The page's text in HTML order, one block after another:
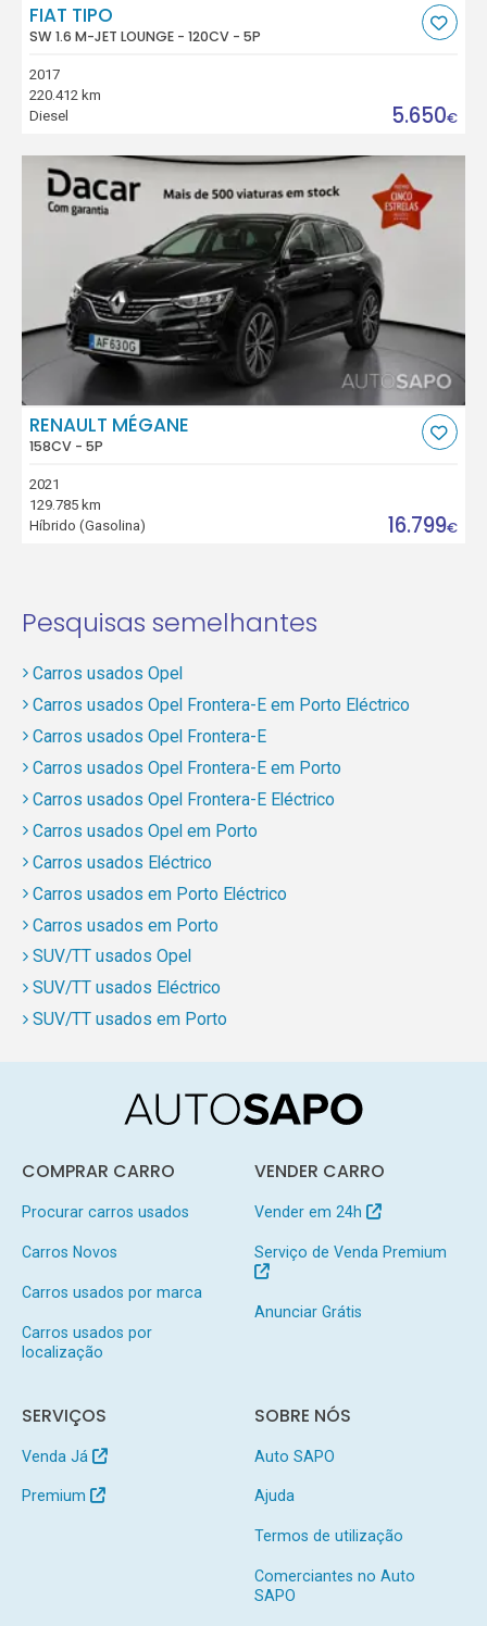
FIAT TIPO
SW 1.6 M-JET LOUNGE - 120CV - 5P
2017
220.412 km
Diesel
5.650€
RENAULT MÉGANE
158CV - 5P
2021
129.785 km
Híbrido (Gasolina)
16.799€
Pesquisas semelhantes
Carros usados Opel
Carros usados Opel Frontera-E em Porto Eléctrico
Carros usados Opel Frontera-E
Carros usados Opel Frontera-E em Porto
Carros usados Opel Frontera-E Eléctrico
Carros usados Opel em Porto
Carros usados Eléctrico
Carros usados em Porto Eléctrico
Carros usados em Porto
SUV/TT usados Opel
SUV/TT usados Eléctrico
SUV/TT usados em Porto
COMPRAR CARRO
Procurar carros usados
Carros Novos
Carros usados por marca
Carros usados por
localização
VENDER CARRO
Vender em 24h
Serviço de Venda Premium
Anunciar Grátis
SERVIÇOS
Venda Já
Premium
SOBRE NÓS
Auto SAPO
Ajuda
Termos de utilização
Comerciantes no Auto
SAPO